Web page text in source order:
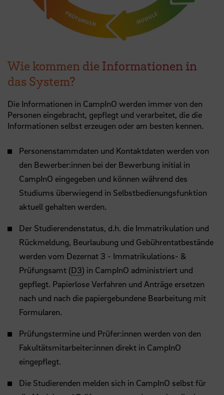
Wie kommen die Informationen in
das System?
Die Informationen in CampInO werden immer von den
Personen eingebracht, gepflegt und verarbeitet, die die
Informationen selbst erzeugen oder am besten kennen.
Personenstammdaten und Kontaktdaten werden von
den Bewerber:innen bei der Bewerbung initial in
CampInO eingegeben und können während des
Studiums überwiegend in Selbstbedienungsfunktion
aktuell gehalten werden.
Der Studierendenstatus, d.h. die Immatrikulation und
Rückmeldung, Beurlaubung und Gebührentatbestände
werden vom Dezernat 3 - Immatrikulations- &
Prüfungsamt (D3) in CampInO administriert und
gepflegt. Papierlose Verfahren und Anträge ersetzen
nach und nach die papiergebundene Bearbeitung mit
Formularen.
Prüfungstermine und Prüfer:innen werden von den
Fakultätsmitarbeiter:innen direkt in CampInO
eingepflegt.
Die Studierenden melden sich in CampInO selbst für